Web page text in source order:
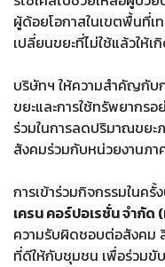
ผู้ด้อยโอกาสในเขตพื้นที่เ
เปลี่ยนขยะที่ไม่ใช้แล้วให้
บริษัทฯ ให้ความสำคัญกั
ขยะและการใช้ทรัพยากร
ร่วมในการลดปริมาณขยะ
สังคมร่วมกับหน่วยงานภา
การเข้าร่วมกิจกรรมในค
เครน คอร์ปอเรชั่น จำกัด
ความรับผิดชอบต่อสังคม
ที่ดีให้กับชุมชน เพื่อร่วม